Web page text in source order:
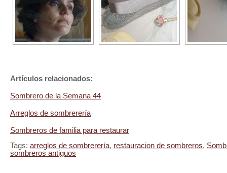
Artículos relacionados:
Sombrero de la Semana 44
Arreglos de sombrerería
Sombreros de familia para restaurar
Tags: arreglos de sombrerería, restauracion de sombreros,
sombreros antiguos